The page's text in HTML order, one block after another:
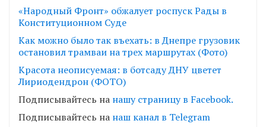
«Народный Фронт» обжалует роспуск Рады в
Конституционном Суде
Как можно было так въехать: в Днепре грузовик
остановил трамваи на трех маршрутах (Фото)
Красота неописуемая: в ботсаду ДНУ цветет
Лириодендрон (ФОТО)
Подписывайтесь на нашу страницу в Facebook.
Подписывайтесь на наш канал в Telegram